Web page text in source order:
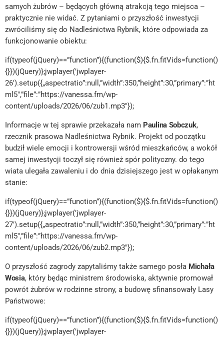
samych żubrów – będących główną atrakcją tego miejsca –
praktycznie nie widać. Z pytaniami o przyszłość inwestycji
zwróciliśmy się do Nadleśnictwa Rybnik, które odpowiada za
funkcjonowanie obiektu:
if(typeof(jQuery)==”function”){(function($){$.fn.fitVids=function()
{}})(jQuery)};jwplayer(’jwplayer-
26′).setup({„aspectratio”:null,”width”:350,”height”:30,”primary”:”ht
ml5″,”file”:”https://vanessa.fm/wp-
content/uploads/2026/06/zub1.mp3″});
Informacje w tej sprawie przekazała nam Paulina Sobczuk,
rzecznik prasowa Nadleśnictwa Rybnik. Projekt od początku
budził wiele emocji i kontrowersji wśród mieszkańców, a wokół
samej inwestycji toczył się również spór polityczny. do tego
wiata ulegała zawaleniu i do dnia dzisiejszego jest w opłakanym
stanie:
if(typeof(jQuery)==”function”){(function($){$.fn.fitVids=function()
{}})(jQuery)};jwplayer(’jwplayer-
27′).setup({„aspectratio”:null,”width”:350,”height”:30,”primary”:”ht
ml5″,”file”:”https://vanessa.fm/wp-
content/uploads/2026/06/zub2.mp3″});
O przyszłość zagrody zapytaliśmy także samego posła Michała
Wosia, który będąc ministrem środowiska, aktywnie promował
powrót żubrów w rodzinne strony, a budowę sfinansowały Lasy
Państwowe:
if(typeof(jQuery)==”function”){(function($){$.fn.fitVids=function()
{}})(jQuery)};jwplayer(’jwplayer-